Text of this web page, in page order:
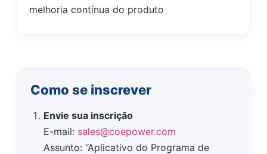
melhoria contínua do produto
Como se inscrever
Envie sua inscrição
E-mail: sales@coepower.com
Assunto: “Aplicativo do Programa de